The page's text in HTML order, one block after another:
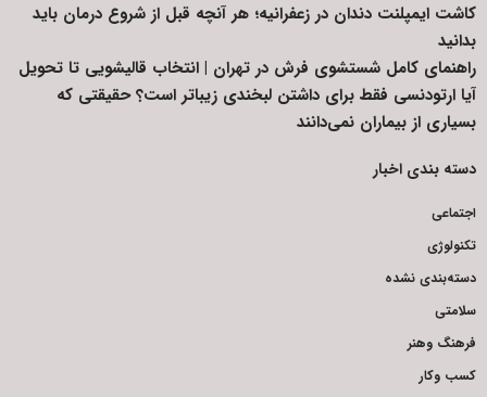
کاشت ایمپلنت دندان در زعفرانیه؛ هر آنچه قبل از شروع درمان باید
بدانید
راهنمای کامل شستشوی فرش در تهران | انتخاب قالیشویی تا تحویل
آیا ارتودنسی فقط برای داشتن لبخندی زیباتر است؟ حقیقتی که
بسیاری از بیماران نمی‌دانند
دسته بندی اخبار
اجتماعی
تکنولوژی
دسته‌بندی نشده
سلامتی
فرهنگ وهنر
کسب وکار